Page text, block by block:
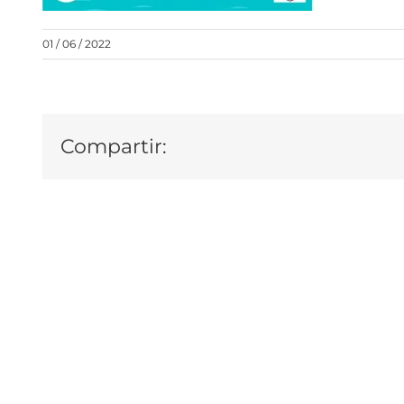
01 / 06 / 2022
Compartir: